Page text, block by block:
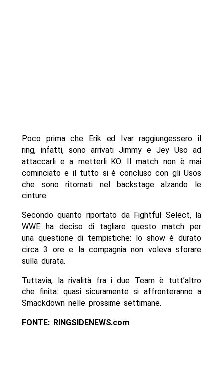
Poco prima che Erik ed Ivar raggiungessero il
ring, infatti, sono arrivati Jimmy e Jey Uso ad
attaccarli e a metterli KO. Il match non è mai
cominciato e il tutto si è concluso con gli Usos
che sono ritornati nel backstage alzando le
cinture.
Secondo quanto riportato da Fightful Select, la
WWE ha deciso di tagliare questo match per
una questione di tempistiche: lo show è durato
circa 3 ore e la compagnia non voleva sforare
sulla durata.
Tuttavia, la rivalità fra i due Team è tutt’altro
che finita: quasi sicuramente si affronteranno a
Smackdown nelle prossime settimane.
FONTE: RINGSIDENEWS.com